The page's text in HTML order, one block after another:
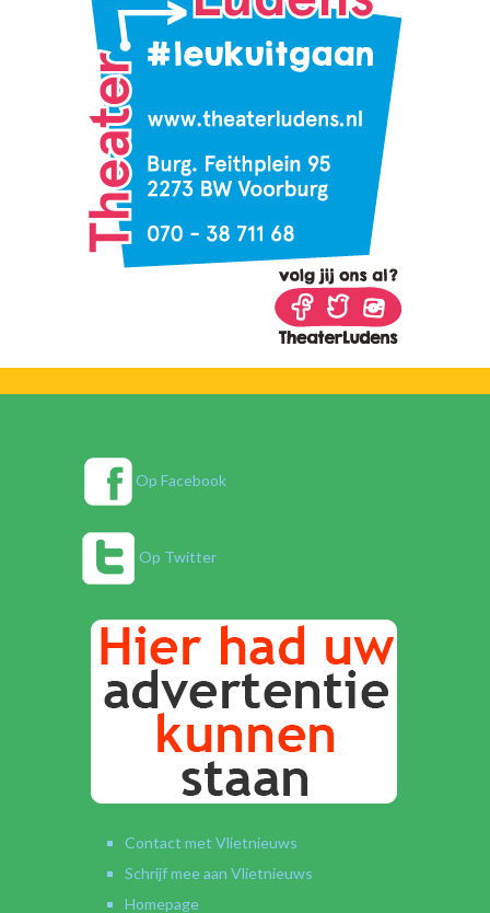
Op Facebook
Op Twitter
Contact met Vlietnieuws
Schrijf mee aan Vlietnieuws
Homepage